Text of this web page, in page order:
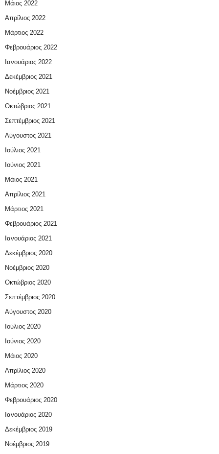
Μάιος 2022
Απρίλιος 2022
Μάρτιος 2022
Φεβρουάριος 2022
Ιανουάριος 2022
Δεκέμβριος 2021
Νοέμβριος 2021
Οκτώβριος 2021
Σεπτέμβριος 2021
Αύγουστος 2021
Ιούλιος 2021
Ιούνιος 2021
Μάιος 2021
Απρίλιος 2021
Μάρτιος 2021
Φεβρουάριος 2021
Ιανουάριος 2021
Δεκέμβριος 2020
Νοέμβριος 2020
Οκτώβριος 2020
Σεπτέμβριος 2020
Αύγουστος 2020
Ιούλιος 2020
Ιούνιος 2020
Μάιος 2020
Απρίλιος 2020
Μάρτιος 2020
Φεβρουάριος 2020
Ιανουάριος 2020
Δεκέμβριος 2019
Νοέμβριος 2019